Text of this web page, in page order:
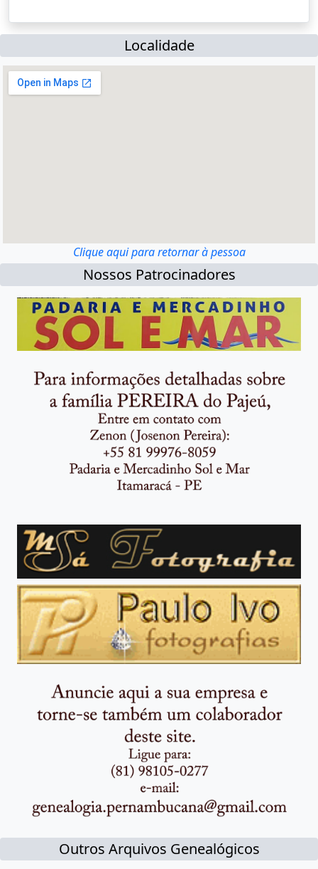
Localidade
Clique aqui para retornar à pessoa
Nossos Patrocinadores
Outros Arquivos Genealógicos